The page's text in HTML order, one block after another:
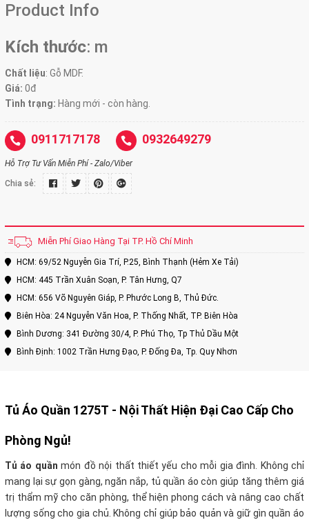
Product Info
Kích thước: m
Chất liệu: Gỗ MDF.
Giá: 0đ
Tình trạng: Hàng mới - còn hàng.
0911717178 0932649279
Hỗ Trợ Tư Vấn Miễn Phí - Zalo/Viber
Chia sẻ:
Miễn Phí Giao Hàng Tại TP. Hồ Chí Minh
HCM: 69/52 Nguyễn Gia Trí, P.25, Bình Thạnh (Hẻm Xe Tải)
HCM: 445 Trần Xuân Soạn, P. Tân Hưng, Q7
HCM: 656 Võ Nguyên Giáp, P. Phước Long B, Thủ Đức.
Biên Hòa: 24 Nguyễn Văn Hoa, P. Thống Nhất, TP. Biên Hòa
Bình Dương: 341 Đường 30/4, P. Phú Thọ, Tp Thủ Dầu Một
Bình Định: 1002 Trần Hưng Đạo, P. Đống Đa, Tp. Quy Nhơn
Tủ Áo Quần 1275T - Nội Thất Hiện Đại Cao Cấp Cho
Phòng Ngủ!
Tủ áo quầnmón đồ nội thất thiết yếu cho mỗi gia đình. Không chỉ
mang lại sự gọn gàng, ngăn nắp, tủ quần áo còn giúp tăng thêm giá
trị thẩm mỹ cho căn phòng, thể hiện phong cách và nâng cao chất
lượng sống cho gia chủ. Không chỉ giúp bảo quản và giữ gìn quần áo